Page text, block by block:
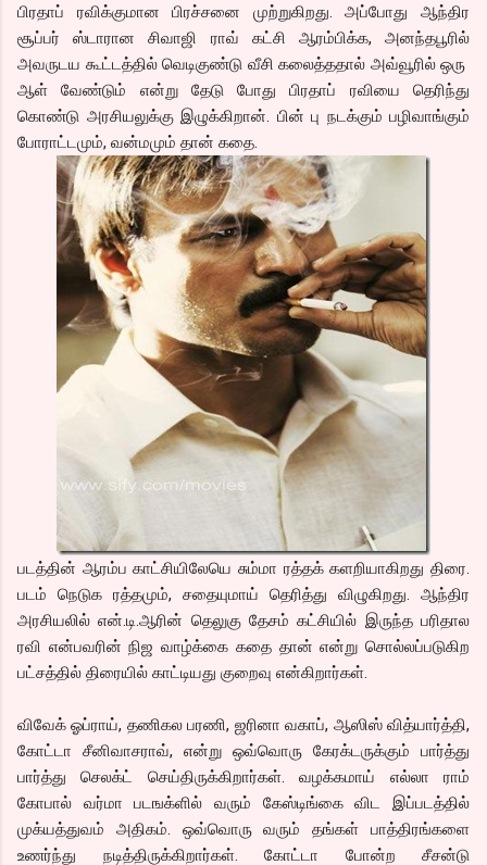
பிரதாப் ரவிக்குமான பிரச்சனை முற்றுகிறது. அப்போது ஆந்திர
சூப்பர் ஸ்டாரான சிவாஜி ராவ் கட்சி ஆரம்பிக்க, அனந்தபூரில்
அவருடய கூட்டத்தில் வெடிகுண்டு வீசி கலைத்ததால் அவ்வூரில் ஒரு
ஆள் வேண்டும் என்று தேடு போது பிரதாப் ரவியை தெரிந்து
கொண்டு அரசியலுக்கு இழுக்கிறான். பின் பு நடக்கும் பழிவாங்கும்
போராட்டமும், வன்மமும் தான் கதை.
படத்தின் ஆரம்ப காட்சியிலேயெ சும்மா ரத்தக் களறியாகிறது திரை.
படம் நெடுக ரத்தமும், சதையுமாய் தெரித்து விழுகிறது. ஆந்திர
அரசியலில் என்.டி.ஆரின் தெலுகு தேசம் கட்சியில் இருந்த பரிதால
ரவி என்பவரின் நிஜ வாழ்க்கை கதை தான் என்று சொல்லப்படுகிற
பட்சத்தில் திரையில் காட்டியது குறைவு என்கிறார்கள்.
விவேக் ஓப்ராய், தணிகல பரணி, ஜரினா வகாப், ஆஸிஸ் வித்யார்த்தி,
கோட்டா சீனிவாசராவ், என்று ஒவ்வொரு கேரக்டருக்கும் பார்த்து
பார்த்து செலக்ட் செய்திருக்கிறார்கள். வழக்கமாய் எல்லா ராம்
கோபால் வர்மா படஙக்ளில் வரும் கேஸ்டிங்கை விட இப்படத்தில்
முக்யத்துவம் அதிகம். ஒவ்வொரு வரும் தங்கள் பாத்திரங்களை
உணர்ந்து நடித்திருக்கிறார்கள். கோட்டா போன்ற சீசன்டு